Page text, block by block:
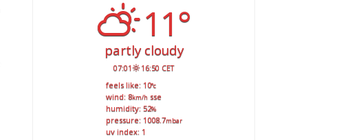
11°
partly cloudy
07:01 16:50 CET
feels like: 10°c
wind: 8km/h sse
humidity: 52%
pressure: 1008.7mbar
uv index: 1